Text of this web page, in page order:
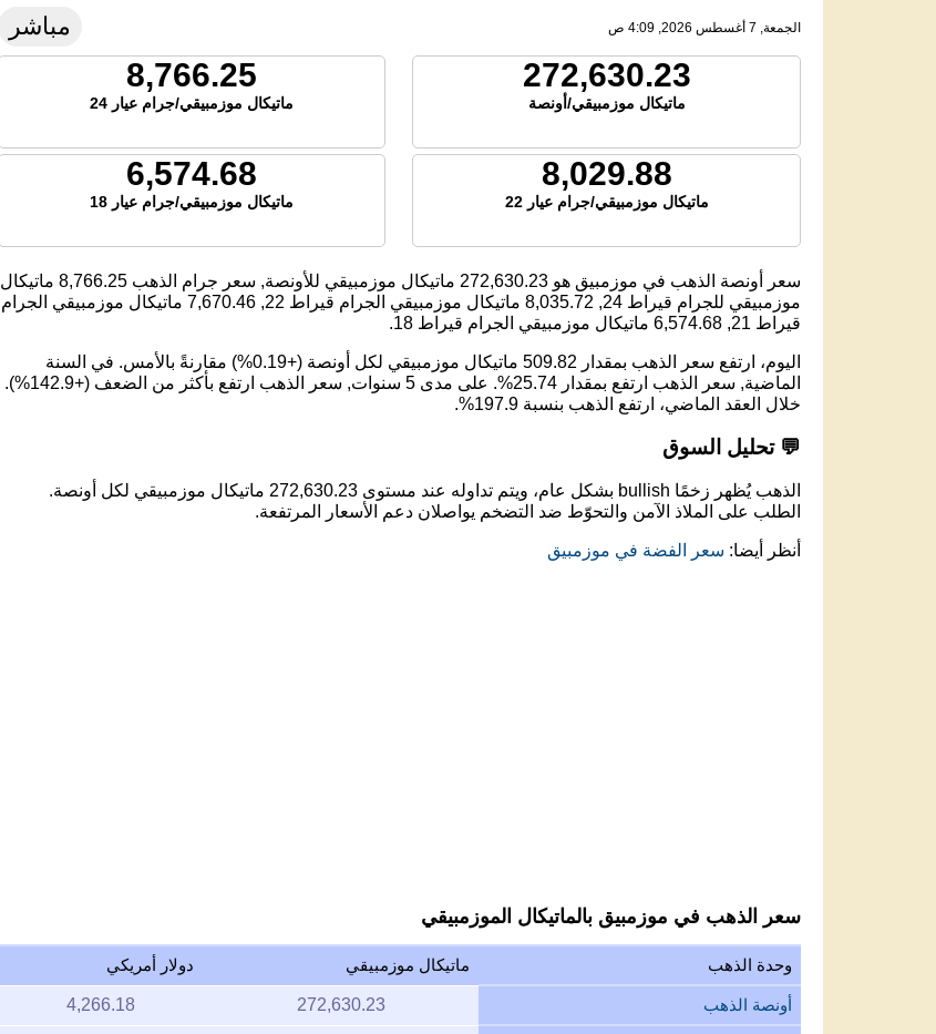
الجمعة, 7 أغسطس 2026, 4:09 ص مباشر
272,630.23
ماتيكال موزمبيقي/أونصة
8,766.25
ماتيكال موزمبيقي/جرام عيار 24
8,029.88
ماتيكال موزمبيقي/جرام عيار 22
6,574.68
ماتيكال موزمبيقي/جرام عيار 18
سعر أونصة الذهب في موزمبيق هو 272,630.23 ماتيكال موزمبيقي للأونصة, سعر جرام الذهب 8,766.25 ماتيكال
موزمبيقي للجرام قيراط 24,
8,035.72 ماتيكال موزمبيقي الجرام قيراط 22, 7,670.46 ماتيكال موزمبيقي الجرام
قيراط 21,
6,574.68 ماتيكال موزمبيقي الجرام قيراط 18.
اليوم، ارتفع سعر الذهب بمقدار 509.82 ماتيكال موزمبيقي لكل أونصة (+0.19%) مقارنةً بالأمس. في السنة
الماضية, سعر الذهب ارتفع بمقدار 25.74%. على مدى 5 سنوات, سعر الذهب ارتفع بأكثر من الضعف (+142.9%).
خلال العقد الماضي، ارتفع الذهب بنسبة 197.9%.
💬 تحليل السوق
الذهب يُظهر زخمًا bullish بشكل عام، ويتم تداوله عند مستوى 272,630.23 ماتيكال موزمبيقي لكل أونصة.
الطلب على الملاذ الآمن والتحوّط ضد التضخم يواصلان دعم الأسعار المرتفعة.
أنظر أيضا: سعر الفضة في موزمبيق
سعر الذهب في موزمبيق بالماتيكال الموزمبيقي
وحدة الذهب ماتيكال موزمبيقي دولار أمريكي
أونصة الذهب 272,630.23
4,266.18